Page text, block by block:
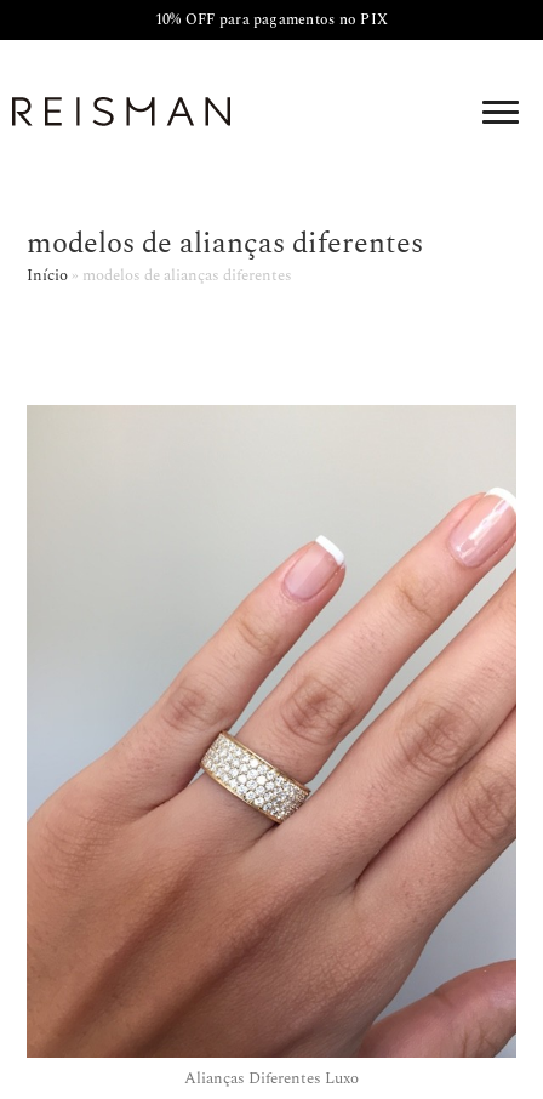
10% OFF para pagamentos no PIX
modelos de alianças diferentes
Início » modelos de alianças diferentes
Alianças Diferentes Luxo